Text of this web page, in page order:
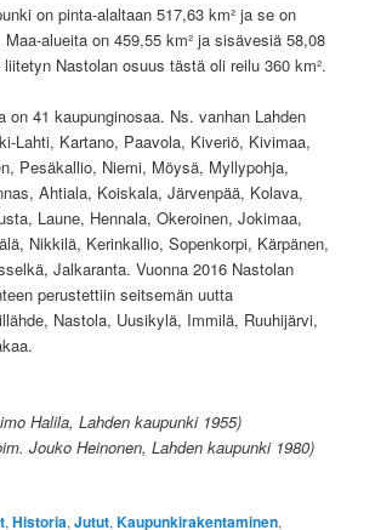
on pinta-alaltaan 517,63 km² ja se on
alueita on 459,55 km² ja sisävesiä 58,08
liitetyn Nastolan osuus tästä oli reilu 360 km².
on 41 kaupunginosaa. Ns. vanhan Lahden
Lahti, Kartano, Paavola, Kiveriö, Kivimaa,
Pesäkallio, Niemi, Möysä, Myllypohja,
Ahtiala, Koiskala, Järvenpää, Kolava,
Laune, Hennala, Okeroinen, Jokimaa,
Nikkilä, Kerinkallio, Sopenkorpi, Kärpänen,
Jalkaranta. Vuonna 2016 Nastolan
perustettiin seitsemän uutta
Nastola, Uusikylä, Immilä, Ruuhijärvi,
Halila, Lahden kaupunki 1955)
Jouko Heinonen, Lahden kaupunki 1980)
,Historia,Jutut,Kaupunkirakentaminen,